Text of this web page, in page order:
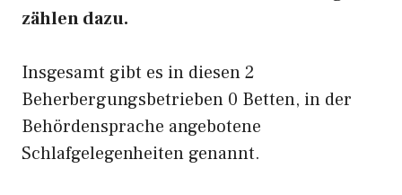
zählen dazu.
Insgesamt gibt es in diesen 2
Beherbergungsbetrieben 0 Betten, in der
Behördensprache angebotene
Schlafgelegenheiten genannt.